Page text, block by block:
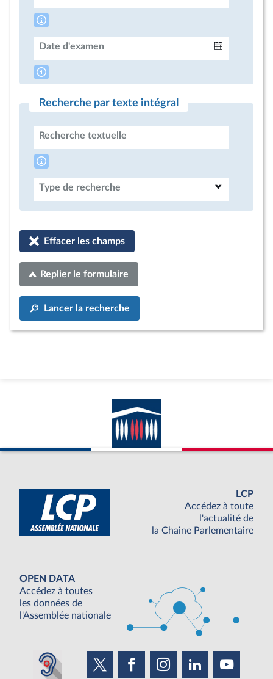
Date d'examen
Recherche par texte intégral
Recherche textuelle
Type de recherche
Effacer les champs
Replier le formulaire
Lancer la recherche
LCP
Accédez à toute
l'actualité de
la Chaine Parlementaire
OPEN DATA
Accédez à toutes
les données de
l'Assemblée nationale